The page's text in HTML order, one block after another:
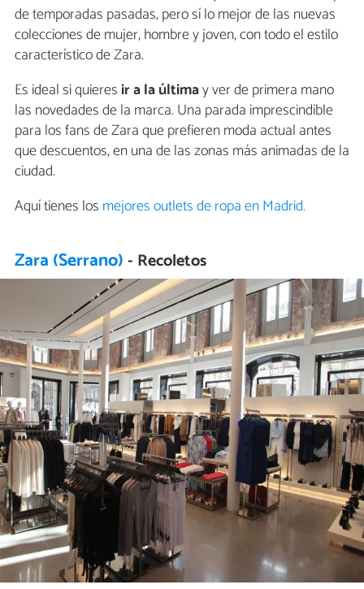
de temporadas pasadas, pero sí lo mejor de las nuevas
colecciones de mujer, hombre y joven, con todo el estilo
característico de Zara.
Es ideal si quieres ir a la últimay ver de primera mano
las novedades de la marca. Una parada imprescindible
para los fans de Zara que prefieren moda actual antes
que descuentos, en una de las zonas más animadas de la
ciudad.
Aquí tienes los mejores outlets de ropa en Madrid.
Zara (Serrano)- Recoletos